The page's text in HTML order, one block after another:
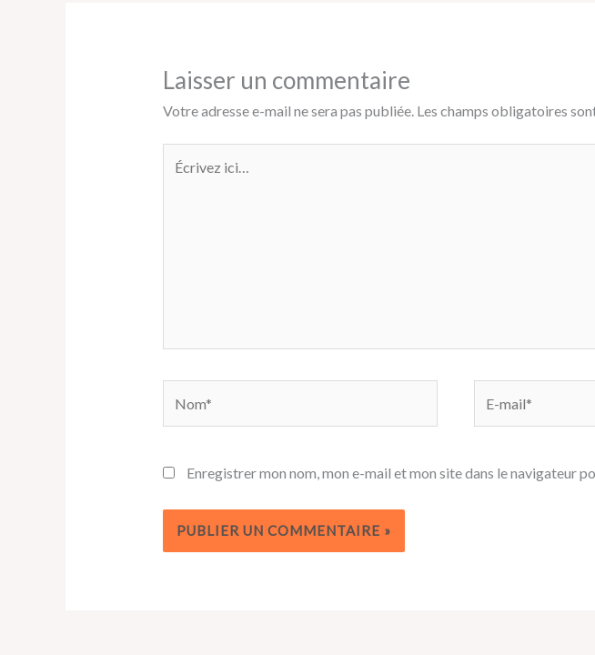
Laisser un commentaire
Votre adresse e-mail ne sera pas publiée. Les champs obligatoires
ici…
mail*
Enregistrer mon nom, mon e-mail et mon site dans le navigateur